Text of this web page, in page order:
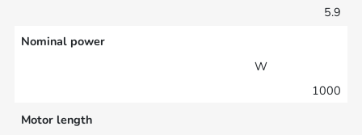
5.9
Nominal power
W
1000
Motor length